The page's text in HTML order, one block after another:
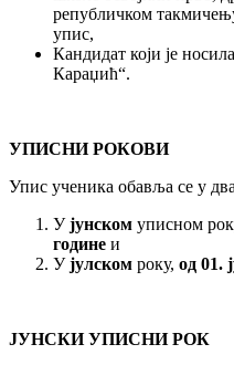
републичком
упис,
Кандидат који је
Караџић“.
УПИСНИ РОКОВИ
Упис ученика обавља се у
Ујунском уписном
године и
Ујулском року, од 01.
ЈУНСКИ УПИСНИ РОК